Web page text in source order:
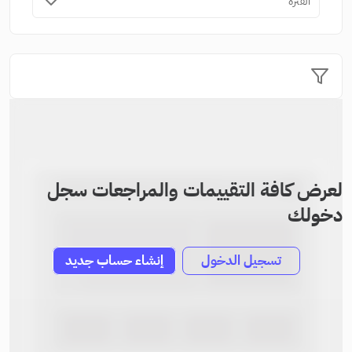
لعرض كافة التقييمات والمراجعات سجل
دخولك
تسجيل الدخول إنشاء حساب جديد